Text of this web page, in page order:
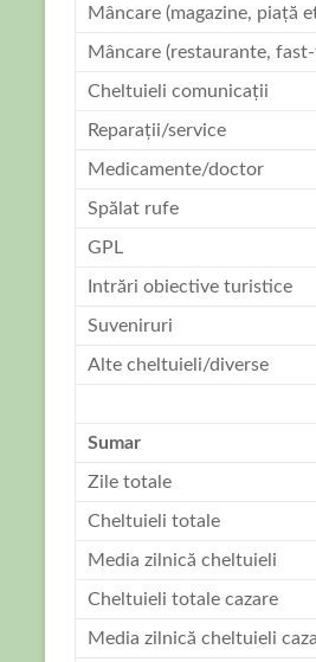
Mâncare (magazine, piață
Mâncare (restaurante,
Cheltuieli comunicații
Reparații/service
Medicamente/doctor
Spălat rufe
GPL
Intrări obiective turistice
Suveniruri
Alte cheltuieli/diverse
Sumar
Zile totale
Cheltuieli totale
Media zilnică cheltuieli
Cheltuieli totale cazare
Media zilnică cheltuieli